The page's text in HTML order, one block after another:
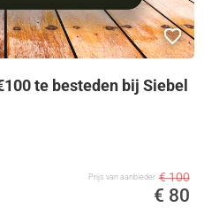
te besteden bij Siebel
Prijs van aanbieder € 100
€ 80